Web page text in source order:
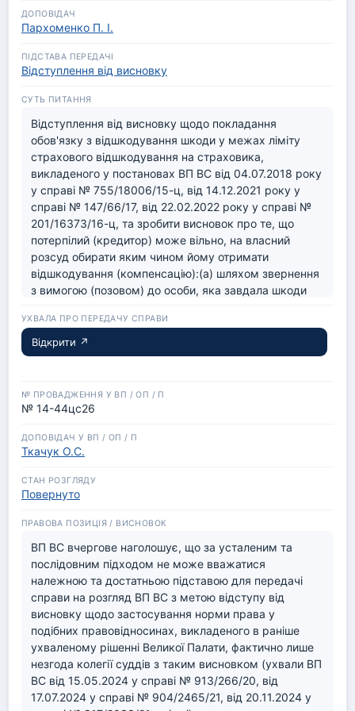
вважати правочином для застосування приписів
статті 206-2 КК України.
Пархоменко П. І.
Відступлення від висновку
Відступлення від висновку щодо покладання
обов'язку з відшкодування шкоди у межах ліміту
страхового відшкодування на страховика,
викладеного у постановах ВП ВС від 04.07.2018 року
у справі № 755/18006/15-ц, від 14.12.2021 року у
справі № 147/66/17, від 22.02.2022 року у справі №
201/16373/16-ц, та зробити висновок про те, що
потерпілий (кредитор) може вільно, на власний
розсуд обирати яким чином йому отримати
відшкодування (компенсацію):(а) шляхом звернення
з вимогою (позовом) до особи, яка завдала шкоди
шляхом звернення з заявою (позовом) до
страховика, в якого застрахована цивільна
відповідальність особи, яка завдала шкоди.У разі
відшкодування від боржника, то боржник набуває
право вимоги до своєї страхової компанії, з якою він
Відкрити ↗
№ 14-44цс26
Ткачук О.С.
Повернуто
ВП ВС вчергове наголошує, що за усталеним та
послідовним підходом не може вважатися
належною та достатньою підставою для передачі
справи на розгляд ВП ВС з метою відступу від
висновку щодо застосування норми права у
подібних правовідносинах, викладеного в раніше
ухваленому рішенні Великої Палати, фактично лише
незгода колегії суддів з таким висновком (ухвали ВП
ВС від 15.05.2024 у справі № 913/266/20, від
17.07.2024 у справі № 904/2465/21, від 20.11.2024 у